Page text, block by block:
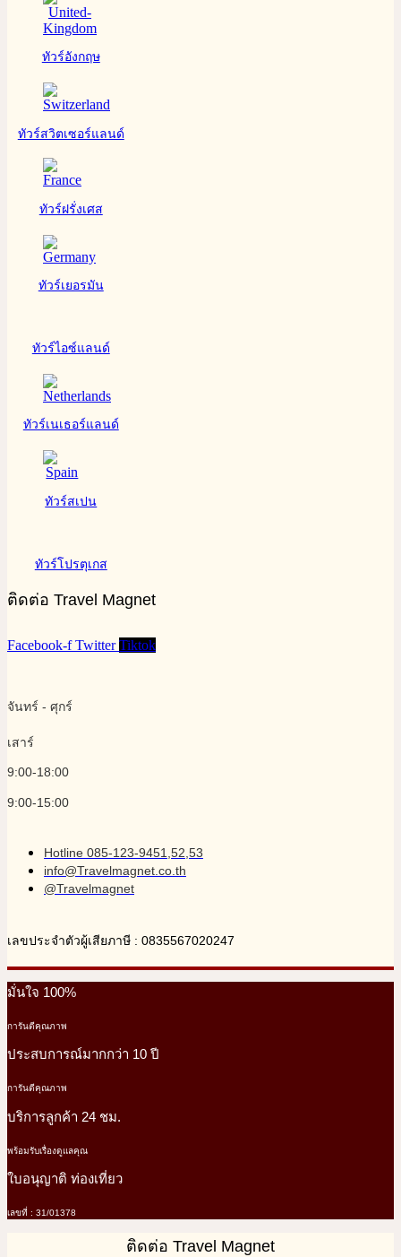
ทัวร์อังกฤษ
ทัวร์สวิตเซอร์แลนด์
ทัวร์ฝรั่งเศส
ทัวร์เยอรมัน
ทัวร์ไอซ์แลนด์
ทัวร์เนเธอร์แลนด์
ทัวร์สเปน
ทัวร์โปรตุเกส
ติดต่อ Travel Magnet
Facebook-f Twitter Tiktok
จันทร์ - ศุกร์
เสาร์
9:00-18:00
9:00-15:00
Hotline 085-123-9451,52,53
info@Travelmagnet.co.th
@Travelmagnet
เลขประจำตัวผู้เสียภาษี : 0835567020247
มั่นใจ 100%
การันตีคุณภาพ
ประสบการณ์มากกว่า 10 ปี
การันตีคุณภาพ
บริการลูกค้า 24 ชม.
พร้อมรับเรื่องดูแลคุณ
ใบอนุญาติ ท่องเที่ยว
เลขที่ : 31/01378
ติดต่อ Travel Magnet